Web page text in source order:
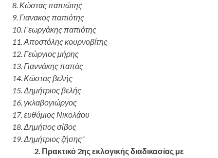
8. Κώστας παπιώτης
9. Γιανακος παπιότης
10. Γεωργάκης παπιότης
11. Αποστόλης κουρνοβίτης
12. Γεώργιος μήρης
13. Γιαννάκης παπάς
14. Κώστας βελής
15. Δημήτριος βελής
16. γκλαβογιώργος
17. ευθύμιος Νικολάου
18. Δημήτιος σίβος
19. Δημήτριος ζήσης”
2. Πρακτικό 2ης εκλογικής διαδικασίας με